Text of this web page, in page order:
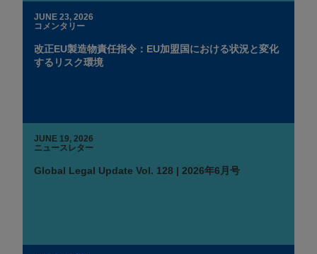
JUNE 23, 2026
コメンタリー
改正EU製造物責任指令：EU加盟国における状況と変化
するリスク環境
JUNE 19, 2026
ニュースレター
Global Legal Update Vol. 128 | 2026年6月号